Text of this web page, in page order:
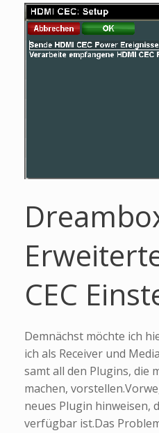
CEC
Demnächst möchte ich
ich als Receiver und
samt all den Plugins, die
machen,
neues Plugin hinweisen,
verfügbar ist.Das